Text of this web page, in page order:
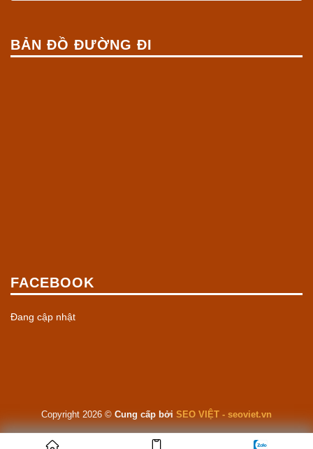
BẢN ĐỒ ĐƯỜNG ĐI
FACEBOOK
Đang cập nhật
Copyright 2026 © Cung cấp bởi SEO VIỆT - seoviet.vn